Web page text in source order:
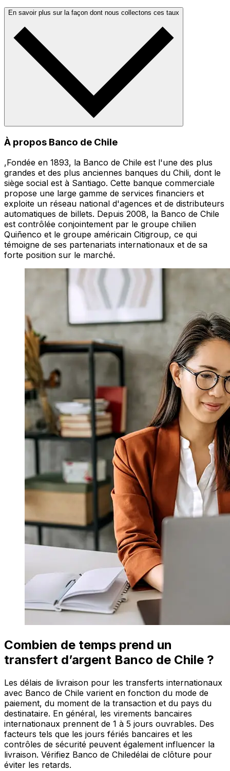
En savoir plus sur la façon dont nous collectons ces taux
À propos Banco de Chile
,Fondée en 1893, la Banco de Chile est l'une des plus
grandes et des plus anciennes banques du Chili, dont le
siège social est à Santiago. Cette banque commerciale
propose une large gamme de services financiers et
exploite un réseau national d'agences et de distributeurs
automatiques de billets. Depuis 2008, la Banco de Chile
est contrôlée conjointement par le groupe chilien
Quiñenco et le groupe américain Citigroup, ce qui
témoigne de ses partenariats internationaux et de sa
forte position sur le marché.
Combien de temps prend un
transfert d’argent Banco de Chile ?
Les délais de livraison pour les transferts internationaux
avec Banco de Chile varient en fonction du mode de
paiement, du moment de la transaction et du pays du
destinataire. En général, les virements bancaires
internationaux prennent de 1 à 5 jours ouvrables. Des
facteurs tels que les jours fériés bancaires et les
contrôles de sécurité peuvent également influencer la
livraison. Vérifiez Banco de Chiledélai de clôture pour
éviter les retards.